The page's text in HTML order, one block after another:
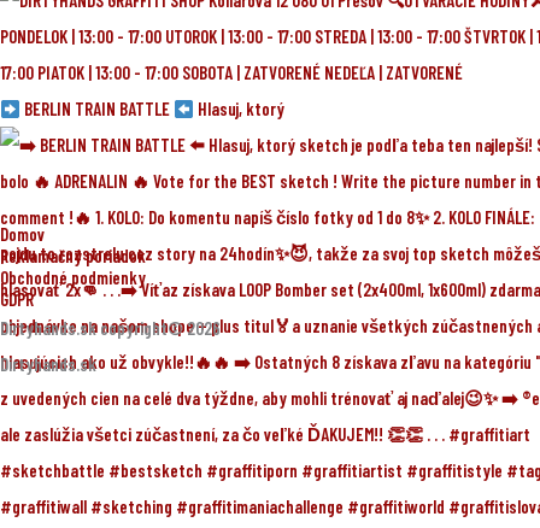
BERLIN TRAIN BATTLE Hlasuj, ktorý
Domov
Reklamačný poriadok
Obchodné podmienky
GDPR
Dirtyhands.sk copyright© 2026
Dirtyhands.sk